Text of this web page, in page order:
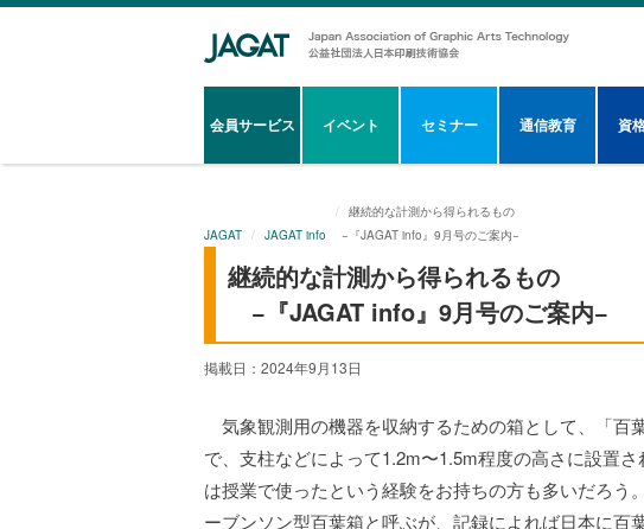
会員サービス イベント セミナー 通信教育 資
JAGAT JAGAT info
継続的な計測から得られるもの
−『JAGAT info』9月号のご案内−
継続的な計測から得られるもの
−『JAGAT info』9月号のご案内−
掲載日：2024年9月13日
気象観測用の機器を収納するための箱として、「百
で、支柱などによって1.2m〜1.5m程度の高さに設置
は授業で使ったという経験をお持ちの方も多いだろう。
ーブンソン型百葉箱と呼ぶが、記録によれば日本に百